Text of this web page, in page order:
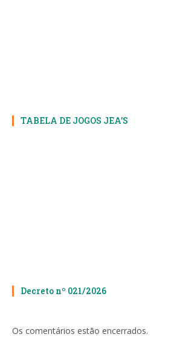
TABELA DE JOGOS JEA’S
Decreto nº 021/2026
Os comentários estão encerrados.